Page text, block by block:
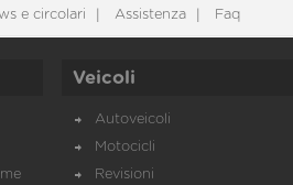
e circolari Assistenza Faq
Veicoli
Autoveicoli
Motocicli
Revisioni